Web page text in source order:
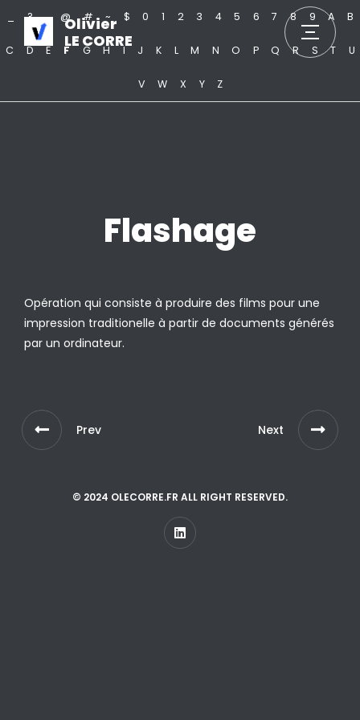
Olivier
LE CORRE
? . @ # ~ $ 0 1 2 3 4 5 6 7 8 9 A B
C D E F G H I J K L M N O P Q R S T U
V W X Y Z
Flashage
Opération qui consiste à produire des films pour une
impression traditionelle à partir de documents générés
par un ordinateur.
Prev Next
© 2024 OLECORRE.FR ALL RIGHT RESERVED.